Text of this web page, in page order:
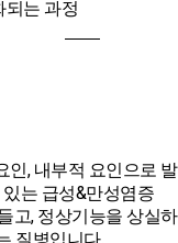
되는 과정
인, 내부적 요인으로
있는 급성&만성염증
고, 정상기능을 상실
질병입니다.